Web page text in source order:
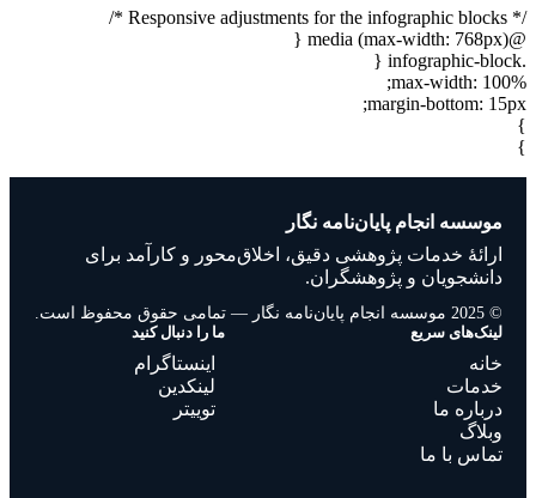
/* Responsive adjustments for the infographic blocks */
@media (max-width: 768px) {
.infographic-block {
max-width: 100%;
margin-bottom: 15px;
}
}
موسسه انجام پایان‌نامه نگار
ارائهٔ خدمات پژوهشی دقیق، اخلاق‌محور و کارآمد برای
دانشجویان و پژوهشگران.
© 2025 موسسه انجام پایان‌نامه نگار — تمامی حقوق محفوظ است.
لینک‌های سریع
خانه
خدمات
درباره ما
وبلاگ
تماس با ما
ما را دنبال کنید
اینستاگرام
لینکدین
توییتر